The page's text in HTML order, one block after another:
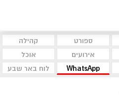
ספורט
קהילה
אירועים
אוכל
WhatsApp לוח באר שבע